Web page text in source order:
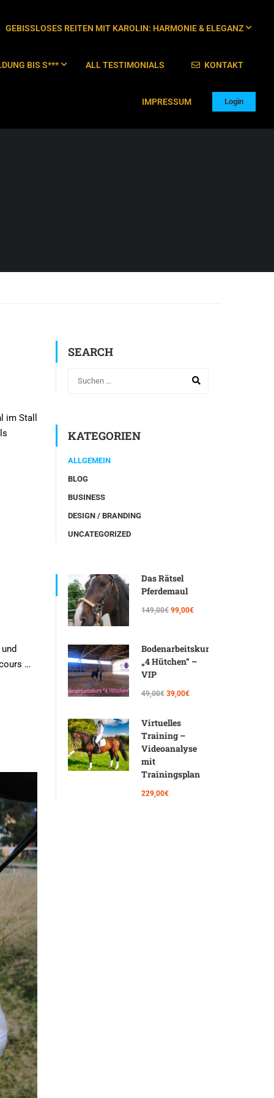
GEBISSLOSES REITEN MIT KAROLIN: HARMONIE & ELEGANZ
BIS S*** ALL TESTIMONIALS KONTAKT
IMPRESSUM Login
im Stall
…
SEARCH
KATEGORIEN
ALLGEMEIN
BLOG
BUSINESS
DESIGN / BRANDING
UNCATEGORIZED
Das Rätsel
Pferdemaul
149,00€ 99,00€
Bodenarbeitskurs
„4 Hütchen“ –
VIP
49,00€ 39,00€
Virtuelles
Training –
Videoanalyse
mit
Trainingsplan
229,00€